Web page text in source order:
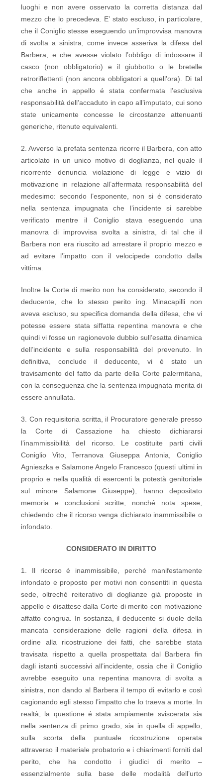
luoghi e non avere osservato la corretta distanza dal
mezzo che lo precedeva. E’ stato escluso, in particolare,
che il Coniglio stesse eseguendo un’improvvisa manovra
di svolta a sinistra, come invece asseriva la difesa del
Barbera, e che avesse violato l’obbligo di indossare il
casco (non obbligatorio) e il giubbotto o le bretelle
retroriflettenti (non ancora obbligatori a quell’ora). Di tal
che anche in appello é stata confermata l’esclusiva
responsabilità dell’accaduto in capo all’imputato, cui sono
state unicamente concesse le circostanze attenuanti
generiche, ritenute equivalenti.
2. Avverso la prefata sentenza ricorre il Barbera, con atto
articolato in un unico motivo di doglianza, nel quale il
ricorrente denuncia violazione di legge e vizio di
motivazione in relazione all’affermata responsabilità del
medesimo: secondo l’esponente, non si é considerato
nella sentenza impugnata che l’incidente si sarebbe
verificato mentre il Coniglio stava eseguendo una
manovra di improvvisa svolta a sinistra, di tal che il
Barbera non era riuscito ad arrestare il proprio mezzo e
ad evitare l’impatto con il velocipede condotto dalla
vittima.
Inoltre la Corte di merito non ha considerato, secondo il
deducente, che lo stesso perito ing. Minacapilli non
aveva escluso, su specifica domanda della difesa, che vi
potesse essere stata siffatta repentina manovra e che
quindi vi fosse un ragionevole dubbio sull’esatta dinamica
dell’incidente e sulla responsabilità del prevenuto. In
definitiva, conclude il deducente, vi é stato un
travisamento del fatto da parte della Corte palermitana,
con la conseguenza che la sentenza impugnata merita di
essere annullata.
3. Con requisitoria scritta, il Procuratore generale presso
la Corte di Cassazione ha chiesto dichiararsi
l’inammissibilità del ricorso. Le costituite parti civili
Coniglio Vito, Terranova Giuseppa Antonia, Coniglio
Agnieszka e Salamone Angelo Francesco (questi ultimi in
proprio e nella qualità di esercenti la potestà genitoriale
sul minore Salamone Giuseppe), hanno depositato
memoria e conclusioni scritte, nonché nota spese,
chiedendo che il ricorso venga dichiarato inammissibile o
infondato.
CONSIDERATO IN DIRITTO
1. Il ricorso é inammissibile, perché manifestamente
infondato e proposto per motivi non consentiti in questa
sede, oltreché reiterativo di doglianze già proposte in
appello e disattese dalla Corte di merito con motivazione
affatto congrua. In sostanza, il deducente si duole della
mancata considerazione delle ragioni della difesa in
ordine alla ricostruzione dei fatti, che sarebbe stata
travisata rispetto a quella prospettata dal Barbera fin
dagli istanti successivi all’incidente, ossia che il Coniglio
avrebbe eseguito una repentina manovra di svolta a
sinistra, non dando al Barbera il tempo di evitarlo e così
cagionando egli stesso l’impatto che lo traeva a morte. In
realtà, la questione é stata ampiamente sviscerata sia
nella sentenza di primo grado, sia in quella di appello,
sulla scorta della puntuale ricostruzione operata
attraverso il materiale probatorio e i chiarimenti forniti dal
perito, che ha condotto i giudici di merito –
essenzialmente sulla base delle modalità dell’urto